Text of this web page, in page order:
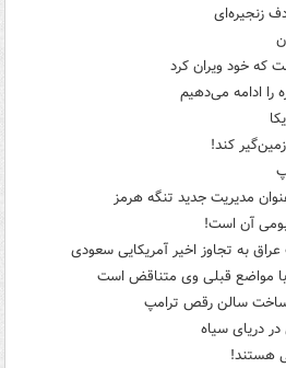
که خود ویران کرد
را ادامه می‌دهیم
کند!
مدیریت جدید تنگه هرمز
بومی آن است!
به تجاوز اخیر آمریکایی سعودی
با مواضع قبلی وی متناقض است
ساخت سالن رقص ترامپ
دریای سیاه
هستند!